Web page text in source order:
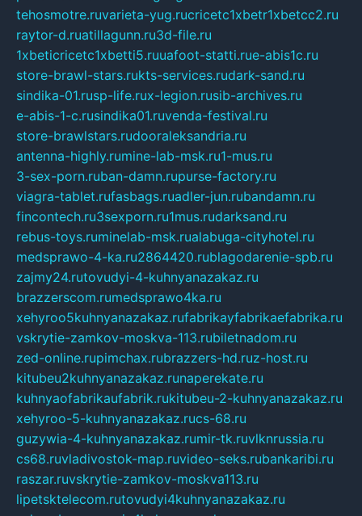
tehosmotre.ruvarieta-yug.rucricetc1xbetr1xbetcc2.ru
raytor-d.ruatillagunn.ru3d-file.ru
1xbeticricetc1xbetti5.ruuafoot-statti.rue-abis1c.ru
store-brawl-stars.rukts-services.rudark-sand.ru
sindika-01.rusp-life.rux-legion.rusib-archives.ru
e-abis-1-c.rusindika01.ruvenda-festival.ru
store-brawlstars.rudooraleksandria.ru
antenna-highly.rumine-lab-msk.ru1-mus.ru
3-sex-porn.ruban-damn.rupurse-factory.ru
viagra-tablet.rufasbags.ruadler-jun.rubandamn.ru
fincontech.ru3sexporn.ru1mus.rudarksand.ru
rebus-toys.ruminelab-msk.rualabuga-cityhotel.ru
medsprawo-4-ka.ru2864420.rublagodarenie-spb.ru
zajmy24.rutovudyi-4-kuhnyanazakaz.ru
brazzerscom.rumedsprawo4ka.ru
xehyroo5kuhnyanazakaz.rufabrikayfabrikaefabrika.ru
vskrytie-zamkov-moskva-113.rubiletnadom.ru
zed-online.rupimchax.rubrazzers-hd.ruz-host.ru
kitubeu2kuhnyanazakaz.runaperekate.ru
kuhnyaofabrikaufabrik.rukitubeu-2-kuhnyanazakaz.ru
xehyroo-5-kuhnyanazakaz.rucs-68.ru
guzywia-4-kuhnyanazakaz.rumir-tk.ruvlknrussia.ru
cs68.ruvladivostok-map.ruvideo-seks.rubankaribi.ru
raszar.ruvskrytie-zamkov-moskva113.ru
lipetsktelecom.rutovudyi4kuhnyanazakaz.ru